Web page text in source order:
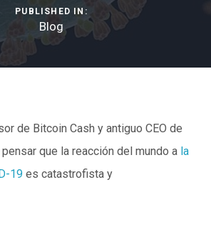
PUBLISHED IN:
Blog
de Bitcoin Cash y antiguo CEO de
que la reacción del mundo a la
19 es catastrofista y